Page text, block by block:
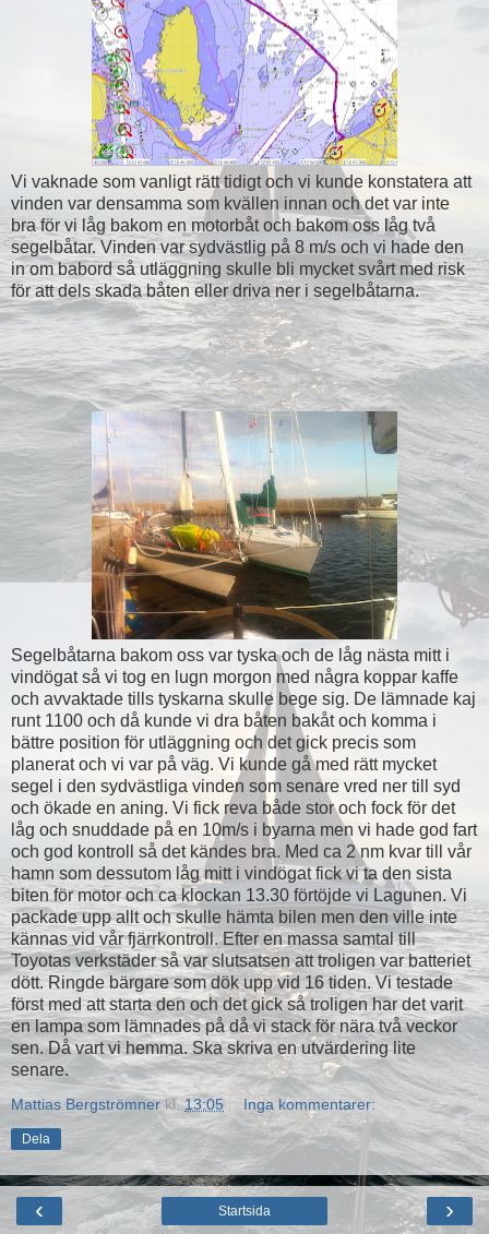
Vi vaknade som vanligt rätt tidigt och vi kunde konstatera att
vinden var densamma som kvällen innan och det var inte
bra för vi låg bakom en motorbåt och bakom oss låg två
segelbåtar. Vinden var sydvästlig på 8 m/s och vi hade den
in om babord så utläggning skulle bli mycket svårt med risk
för att dels skada båten eller driva ner i segelbåtarna.
Segelbåtarna bakom oss var tyska och de låg nästa mitt i
vindögat så vi tog en lugn morgon med några koppar kaffe
och avvaktade tills tyskarna skulle bege sig. De lämnade kaj
runt 1100 och då kunde vi dra båten bakåt och komma i
bättre position för utläggning och det gick precis som
planerat och vi var på väg. Vi kunde gå med rätt mycket
segel i den sydvästliga vinden som senare vred ner till syd
och ökade en aning. Vi fick reva både stor och fock för det
låg och snuddade på en 10m/s i byarna men vi hade god fart
och god kontroll så det kändes bra. Med ca 2 nm kvar till vår
hamn som dessutom låg mitt i vindögat fick vi ta den sista
biten för motor och ca klockan 13.30 förtöjde vi Lagunen. Vi
packade upp allt och skulle hämta bilen men den ville inte
kännas vid vår fjärrkontroll. Efter en massa samtal till
Toyotas verkstäder så var slutsatsen att troligen var batteriet
dött. Ringde bärgare som dök upp vid 16 tiden. Vi testade
först med att starta den och det gick så troligen har det varit
en lampa som lämnades på då vi stack för nära två veckor
sen. Då vart vi hemma. Ska skriva en utvärdering lite
senare.
Mattias Bergströmner kl.13:05 Inga kommentarer:
Dela
‹ ›
Startsida